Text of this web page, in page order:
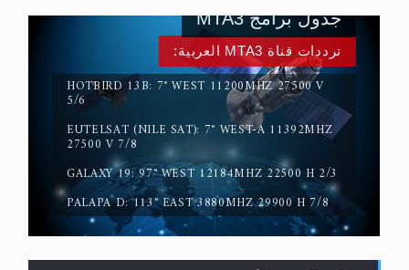
حقيقة المسيح الدجال
ترددات قناة MTA3 العربية:
HOTBIRD 13B: 7° WEST 11200MHZ 27500 V
5/6
EUTELSAT (NILE SAT): 7° WEST-A 11392MHZ
27500 V 7/8
GALAXY 19: 97° WEST 12184MHZ 22500 H 2/3
PALAPA D: 113° EAST 3880MHZ 29900 H 7/8
جدول برامج MTA3